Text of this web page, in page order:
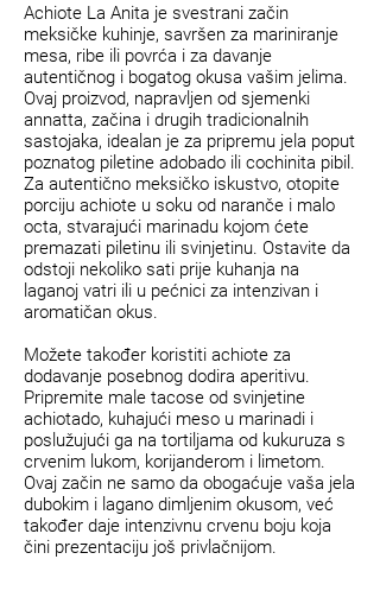
Achiote La Anita je svestrani začin
meksičke kuhinje, savršen za mariniranje
mesa, ribe ili povrća i za davanje
autentičnog i bogatog okusa vašim jelima.
Ovaj proizvod, napravljen od sjemenki
annatta, začina i drugih tradicionalnih
sastojaka, idealan je za pripremu jela poput
poznatog piletine adobado ili cochinita pibil.
Za autentično meksičko iskustvo, otopite
porciju achiote u soku od naranče i malo
octa, stvarajući marinadu kojom ćete
premazati piletinu ili svinjetinu. Ostavite da
odstoji nekoliko sati prije kuhanja na
laganoj vatri ili u pećnici za intenzivan i
aromatičan okus.
Možete također koristiti achiote za
dodavanje posebnog dodira aperitivu.
Pripremite male tacose od svinjetine
achiotado, kuhajući meso u marinadi i
poslužujući ga na tortiljama od kukuruza s
crvenim lukom, korijanderom i limetom.
Ovaj začin ne samo da obogaćuje vaša jela
dubokim i lagano dimljenim okusom, već
također daje intenzivnu crvenu boju koja
čini prezentaciju još privlačnijom.